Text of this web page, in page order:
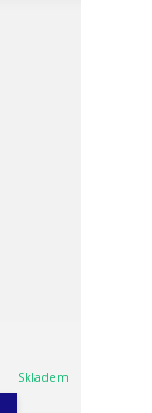
Skladem